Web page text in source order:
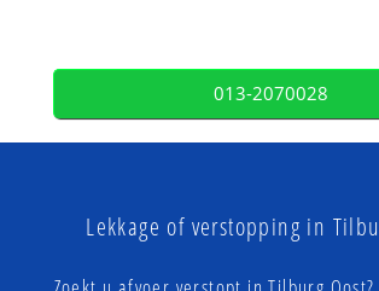
013-2070028
Lekkage of verstopping in